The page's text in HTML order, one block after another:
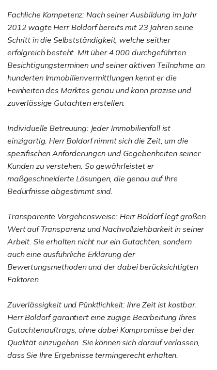
Fachliche Kompetenz: Nach seiner Ausbildung im Jahr
2012 wagte Herr Boldorf bereits mit 23 Jahren seine
Schritt in die Selbstständigkeit, welche seither
erfolgreich besteht. Mit über 4.000 durchgeführten
Besichtigungsterminen und seiner aktiven Teilnahme an
hunderten Immobilienvermittlungen kennt er die
Feinheiten des Marktes genau und kann präzise und
zuverlässige Gutachten erstellen.
Individuelle Betreuung: Jeder Immobilienfall ist
einzigartig. Herr Boldorf nimmt sich die Zeit, um die
spezifischen Anforderungen und Gegebenheiten seiner
Kunden zu verstehen. So gewährleistet er
maßgeschneiderte Lösungen, die genau auf Ihre
Bedürfnisse abgestimmt sind.
Transparente Vorgehensweise: Herr Boldorf legt großen
Wert auf Transparenz und Nachvollziehbarkeit in seiner
Arbeit. Sie erhalten nicht nur ein Gutachten, sondern
auch eine ausführliche Erklärung der
Bewertungsmethoden und der dabei berücksichtigten
Faktoren.
Zuverlässigkeit und Pünktlichkeit: Ihre Zeit ist kostbar.
Herr Boldorf garantiert eine zügige Bearbeitung Ihres
Gutachtenauftrags, ohne dabei Kompromisse bei der
Qualität einzugehen. Sie können sich darauf verlassen,
dass Sie Ihre Ergebnisse termingerecht erhalten.